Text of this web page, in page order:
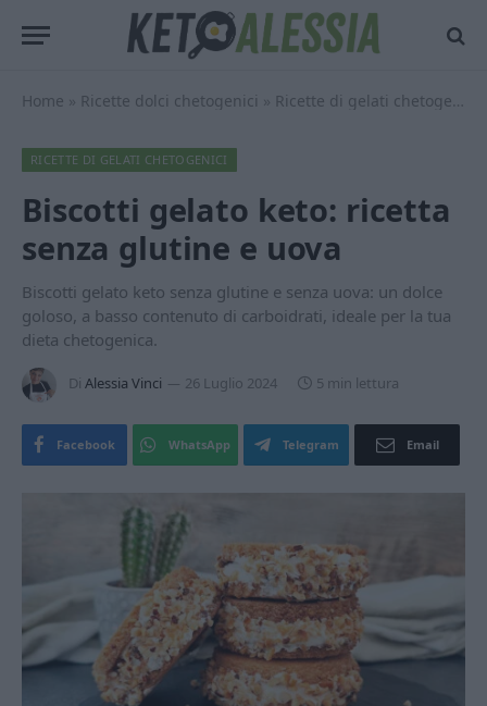
Home » Ricette dolci chetogenici » Ricette di gelati chetogenici
RICETTE DI GELATI CHETOGENICI
Biscotti gelato keto: ricetta
senza glutine e uova
Biscotti gelato keto senza glutine e senza uova: un dolce
goloso, a basso contenuto di carboidrati, ideale per la tua
dieta chetogenica.
Di Alessia Vinci 26 Luglio 2024 5 min lettura
Facebook WhatsApp Telegram Email